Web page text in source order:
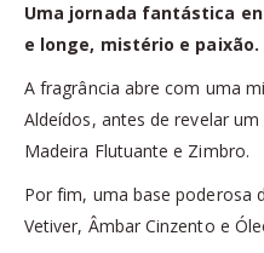
Uma jornada fantástica
e longe, mistério e paixão.
A fragrância abre com uma
Aldeídos, antes de revelar
Madeira Flutuante e Zimbro.
Por fim, uma base poderosa
Vetiver, Âmbar Cinzento e